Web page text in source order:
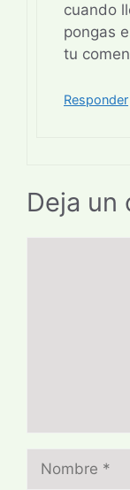
cuando
pongas
tu
Responder
Deja un
Nombre